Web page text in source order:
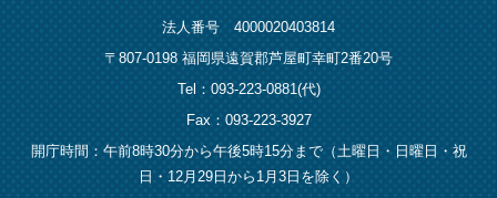
法人番号 4000020403814
〒807-0198 福岡県遠賀郡芦屋町幸町2番20号
Tel：093-223-0881(代)
Fax：093-223-3927
開庁時間：午前8時30分から午後5時15分まで（土曜日・日曜日・祝
日・12月29日から1月3日を除く）